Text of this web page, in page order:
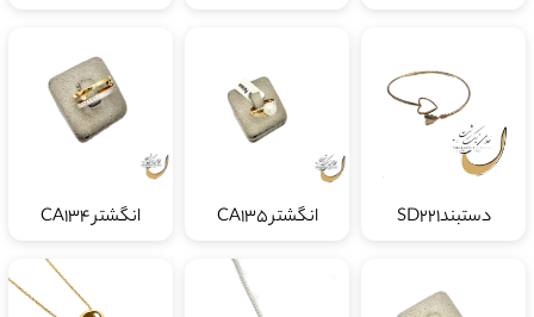
دستبندSD221 انگشتر CA135 انگشتر CA134